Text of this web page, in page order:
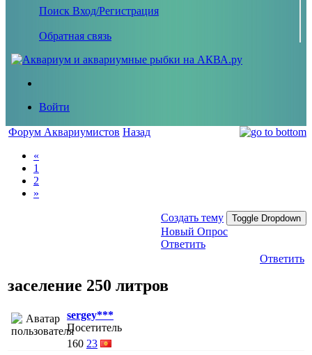
Поиск Вход/Регистрация
Обратная связь
Войти
Форум Аквариумистов Назад
«
1
2
»
Создать тему Toggle Dropdown
Новый Опрос
Ответить
Ответить
заселение 250 литров
sergey***
Посетитель
160 23